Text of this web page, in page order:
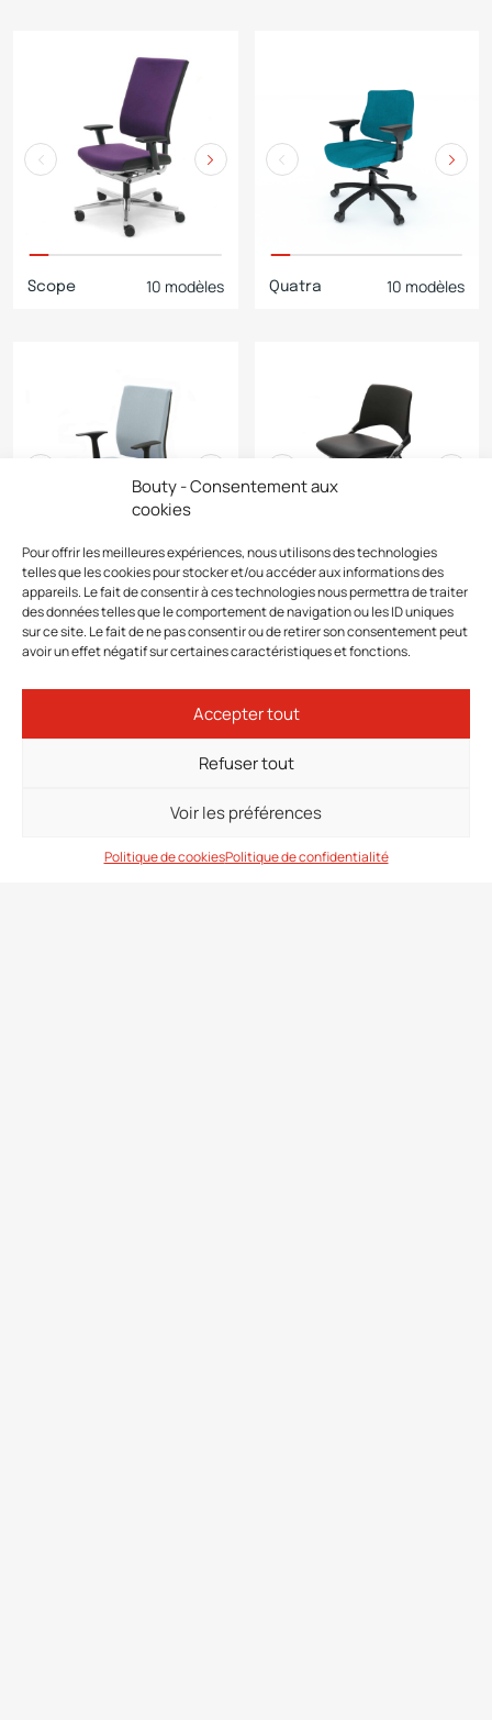
Bouty - Consentement aux
cookies
Pour offrir les meilleures expériences, nous utilisons des technologies
telles que les cookies pour stocker et/ou accéder aux informations des
appareils. Le fait de consentir à ces technologies nous permettra de traiter
des données telles que le comportement de navigation ou les ID uniques
sur ce site. Le fait de ne pas consentir ou de retirer son consentement peut
avoir un effet négatif sur certaines caractéristiques et fonctions.
Accepter tout
Refuser tout
Voir les préférences
Politique de cookiesPolitique de confidentialité
Scope 10 modèles Quatra 10 modèles
Fira 3 modèles Kendo 5 modèles
Inscrivez-vous à l’infolettre